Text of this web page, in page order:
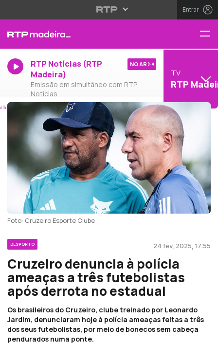
Entrar
RTP Notícias (RTP
Madeira)
Emissão em simultâneo com RTP
Notícias
NO AR
TV
RTP
Foto: Cruzeiro Esporte Clube
DESPORTO 24 fev, 2025, 17:55
Cruzeiro denuncia à polícia
ameaças a três futebolistas
após derrota no estadual
Os brasileiros do Cruzeiro, clube treinado por Leonardo
Jardim, denunciaram hoje à polícia ameaças feitas a três
dos seus futebolistas, por meio de bonecos sem cabeça
pendurados numa ponte.